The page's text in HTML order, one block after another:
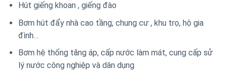
Hút giếng khoan , giếng đào
Bơm hút đẩy nhà cao tầng, chung cư , khu trọ, hộ gia
đình…
Bơm hệ thống tăng áp, cấp nước làm mát, cung cấp sử
lý nước công nghiệp và dân dụng